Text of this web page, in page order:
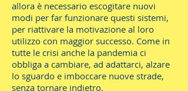
allora è necessario escogitare nuovi
modi per far funzionare questi sistemi,
per riattivare la motivazione al loro
utilizzo con maggior successo. Come in
tutte le crisi anche la pandemia ci
obbliga a cambiare, ad adattarci, alzare
lo sguardo e imboccare nuove strade,
senza tornare indietro.